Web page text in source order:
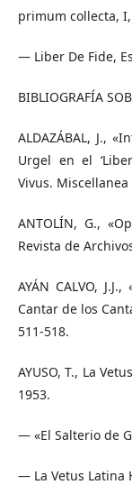
primum collecta,
— Liber De Fide,
BIBLIOGRAFÍA
ALDAZÁBAL, J.,
Urgel en el
Vivus.
ANTOLÍN, G.,
Revista de
AYÁN CALVO,
Cantar de los
511-518.
AYUSO, T., La
1953.
— «El Salterio de
— La Vetus Latina